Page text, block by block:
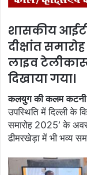
शासकीय
दीक्षांत
लाइव टेलीकास्ट
दिखाया गया।
कलयुग की कलम कटनी
उपस्थिति में दिल्ली के
समारोह 2025’ के
ढीमरखेड़ा में भी भव्य